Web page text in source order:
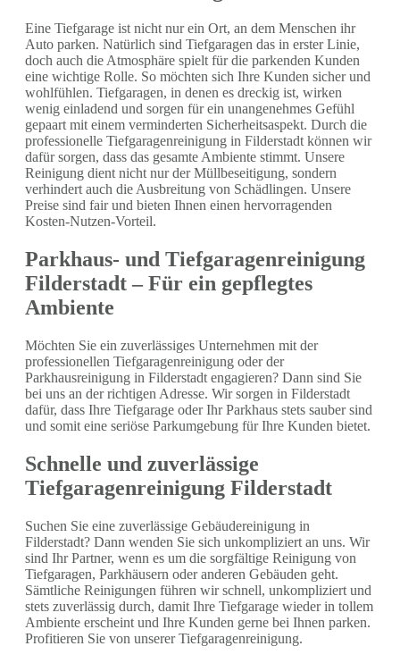
Eine Tiefgarage ist nicht nur ein Ort, an dem Menschen ihr
Auto parken. Natürlich sind Tiefgaragen das in erster Linie,
doch auch die Atmosphäre spielt für die parkenden Kunden
eine wichtige Rolle. So möchten sich Ihre Kunden sicher und
wohlfühlen. Tiefgaragen, in denen es dreckig ist, wirken
wenig einladend und sorgen für ein unangenehmes Gefühl
gepaart mit einem verminderten Sicherheitsaspekt. Durch die
professionelle Tiefgaragenreinigung in Filderstadt können wir
dafür sorgen, dass das gesamte Ambiente stimmt. Unsere
Reinigung dient nicht nur der Müllbeseitigung, sondern
verhindert auch die Ausbreitung von Schädlingen. Unsere
Preise sind fair und bieten Ihnen einen hervorragenden
Kosten-Nutzen-Vorteil.
Parkhaus- und Tiefgaragenreinigung
Filderstadt – Für ein gepflegtes
Ambiente
Möchten Sie ein zuverlässiges Unternehmen mit der
professionellen Tiefgaragenreinigung oder der
Parkhausreinigung in Filderstadt engagieren? Dann sind Sie
bei uns an der richtigen Adresse. Wir sorgen in Filderstadt
dafür, dass Ihre Tiefgarage oder Ihr Parkhaus stets sauber sind
und somit eine seriöse Parkumgebung für Ihre Kunden bietet.
Schnelle und zuverlässige
Tiefgaragenreinigung Filderstadt
Suchen Sie eine zuverlässige Gebäudereinigung in
Filderstadt? Dann wenden Sie sich unkompliziert an uns. Wir
sind Ihr Partner, wenn es um die sorgfältige Reinigung von
Tiefgaragen, Parkhäusern oder anderen Gebäuden geht.
Sämtliche Reinigungen führen wir schnell, unkompliziert und
stets zuverlässig durch, damit Ihre Tiefgarage wieder in tollem
Ambiente erscheint und Ihre Kunden gerne bei Ihnen parken.
Profitieren Sie von unserer Tiefgaragenreinigung.